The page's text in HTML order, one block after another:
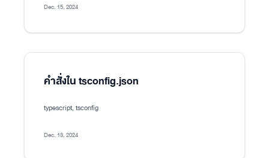
Dec. 15, 2024
คำสั่งใน tsconfig.json
typescript, tsconfig
Dec. 13, 2024